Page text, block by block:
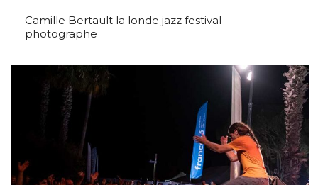
Camille Bertault la londe jazz festival
photographe